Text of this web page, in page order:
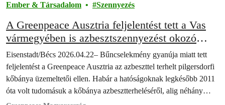
Ember & Társadalom Szennyezés
A Greenpeace Ausztria feljelentést tett a Vas
vármegyében is azbesztszennyezést okozó
osztrák kőbányákkal kapcsolatban
Eisenstadt/Bécs 2026.04.22– Bűncselekmény gyanúja miatt tett
feljelentést a Greenpeace Ausztria az azbeszttel terhelt pilgersdorfi
kőbánya üzemeltetői ellen. Habár a hatóságoknak legkésőbb 2011
óta volt tudomásuk a kőbánya azbesztterheléséről, alig néhány…